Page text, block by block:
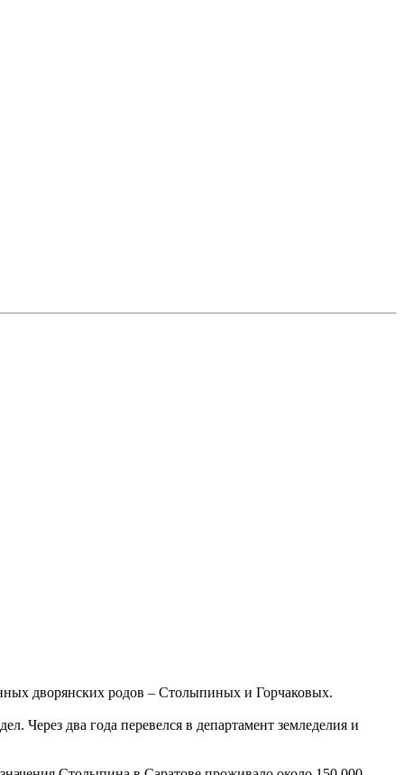
дворянских родов – Столыпиных и Горчаковых.
Через два года перевелся в департамент земледелия и